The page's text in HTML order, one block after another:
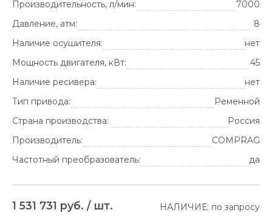
Производительность, л/мин:
7000
Давление, атм:
8
Наличие осушителя:
нет
Мощность двигателя, кВт:
45
Наличие ресивера:
нет
Тип привода:
Ременной
Страна производства:
Россия
Производитель:
COMPRAG
Частотный преобразователь:
да
1 531 731 руб. / шт. НАЛИЧИЕ: по запросу